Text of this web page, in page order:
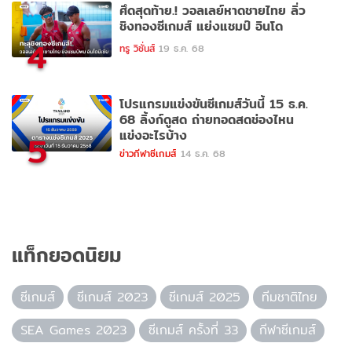
4
ศึดสุดท้าย.! วอลเลย์หาดชายไทย ลิ่ว
ชิงทองซีเกมส์ แย่งแชมป์ อินโด
ทรู วิชั่นส์ 19 ธ.ค. 68
5
โปรแกรมแข่งขันซีเกมส์วันนี้ 15 ธ.ค.
68 ลิ้งก์ดูสด ถ่ายทอดสดช่องไหน
แข่งอะไรบ้าง
ข่าวกีฬาซีเกมส์ 14 ธ.ค. 68
แท็กยอดนิยม
ซีเกมส์ ซีเกมส์ 2023 ซีเกมส์ 2025
ทีมชาติไทย
SEA Games 2023
ซีเกมส์ ครั้งที่ 33
กีฬาซีเกมส์